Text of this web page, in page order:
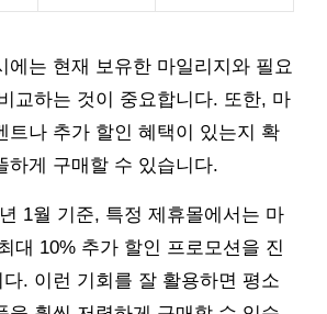
에는 현재 보유한 마일리지와 필요
교하는 것이 중요합니다. 또한, 마
트나 추가 할인 혜택이 있는지 확
하게 구매할 수 있습니다.
1월 기준, 특정 제휴몰에서는 마
대 10% 추가 할인 프로모션을 진
. 이런 기회를 잘 활용하면 평소